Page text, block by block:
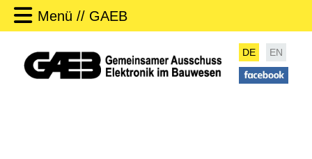
Menü // GAEB
DE EN